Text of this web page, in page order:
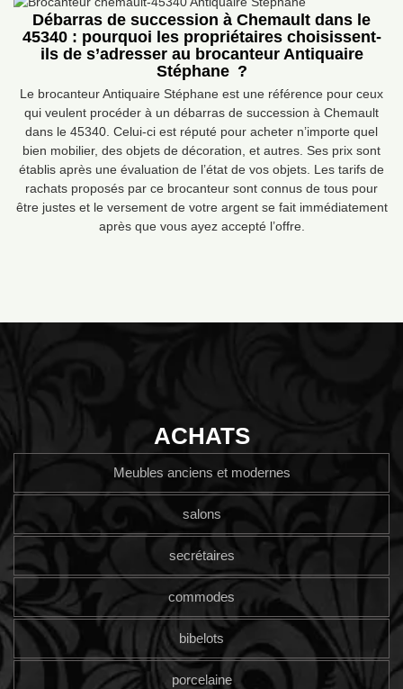
Débarras de succession à Chemault dans le
45340 : pourquoi les propriétaires choisissent-
ils de s’adresser au brocanteur Antiquaire
Stéphane ?
Le brocanteur Antiquaire Stéphane est une référence pour ceux
qui veulent procéder à un débarras de succession à Chemault
dans le 45340. Celui-ci est réputé pour acheter n’importe quel
bien mobilier, des objets de décoration, et autres. Ses prix sont
établis après une évaluation de l’état de vos objets. Les tarifs de
rachats proposés par ce brocanteur sont connus de tous pour
être justes et le versement de votre argent se fait immédiatement
après que vous ayez accepté l’offre.
ACHATS
Meubles anciens et modernes
salons
secrétaires
commodes
bibelots
porcelaine